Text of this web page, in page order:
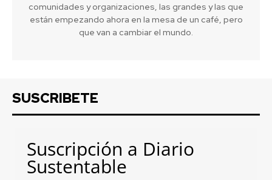
comunidades y organizaciones, las grandes y las que
están empezando ahora en la mesa de un café, pero
que van a cambiar el mundo.
SUSCRIBETE
Suscripción a Diario
Sustentable